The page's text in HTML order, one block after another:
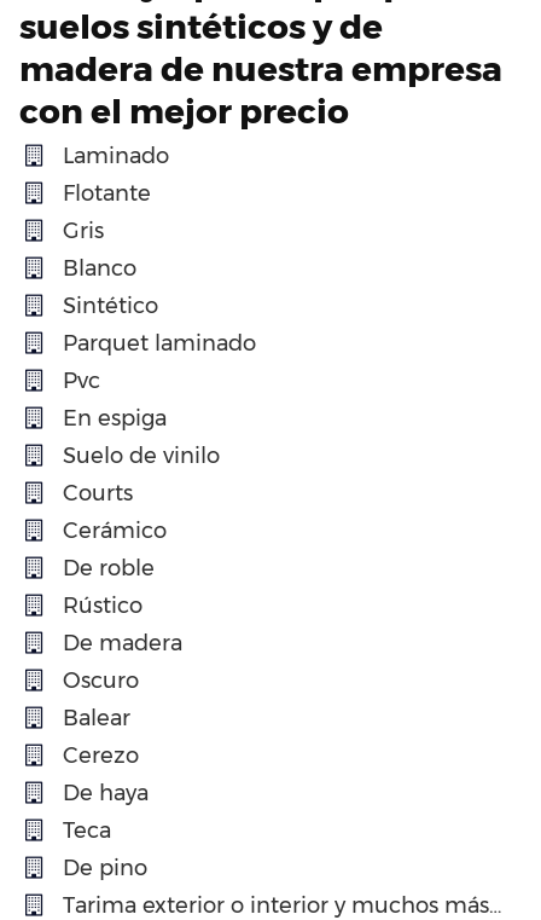
suelos sintéticos y de
madera de nuestra empresa
con el mejor precio
Laminado
Flotante
Gris
Blanco
Sintético
Parquet laminado
Pvc
En espiga
Suelo de vinilo
Courts
Cerámico
De roble
Rústico
De madera
Oscuro
Balear
Cerezo
De haya
Teca
De pino
Tarima exterior o interior y muchos más…